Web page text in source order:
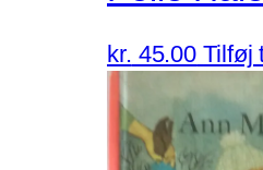
kr. 45.00 Tilføj